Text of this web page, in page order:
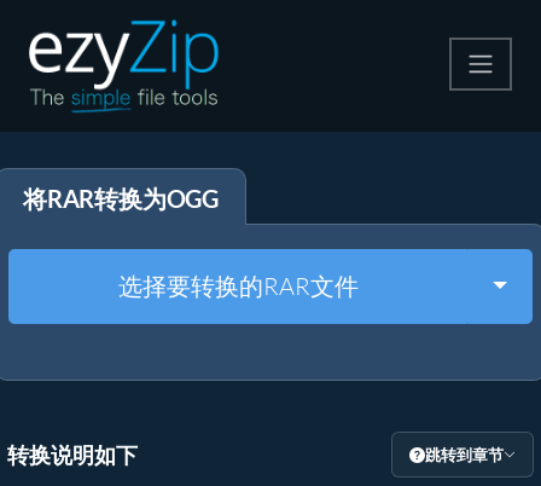
解压
其他工具
将RAR转换为OGG
选择要转换的RAR文件
转换说明如下 跳转到章节